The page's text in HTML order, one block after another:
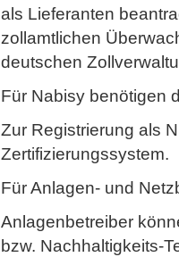
als Lieferanten
zollamtlichen
deutschen
Für Nabisy benötigen
Zur Registrierung als
Zertifizierungssystem.
Für Anlagen- und
Anlagenbetreiber
bzw. Nachhaltigkeits-